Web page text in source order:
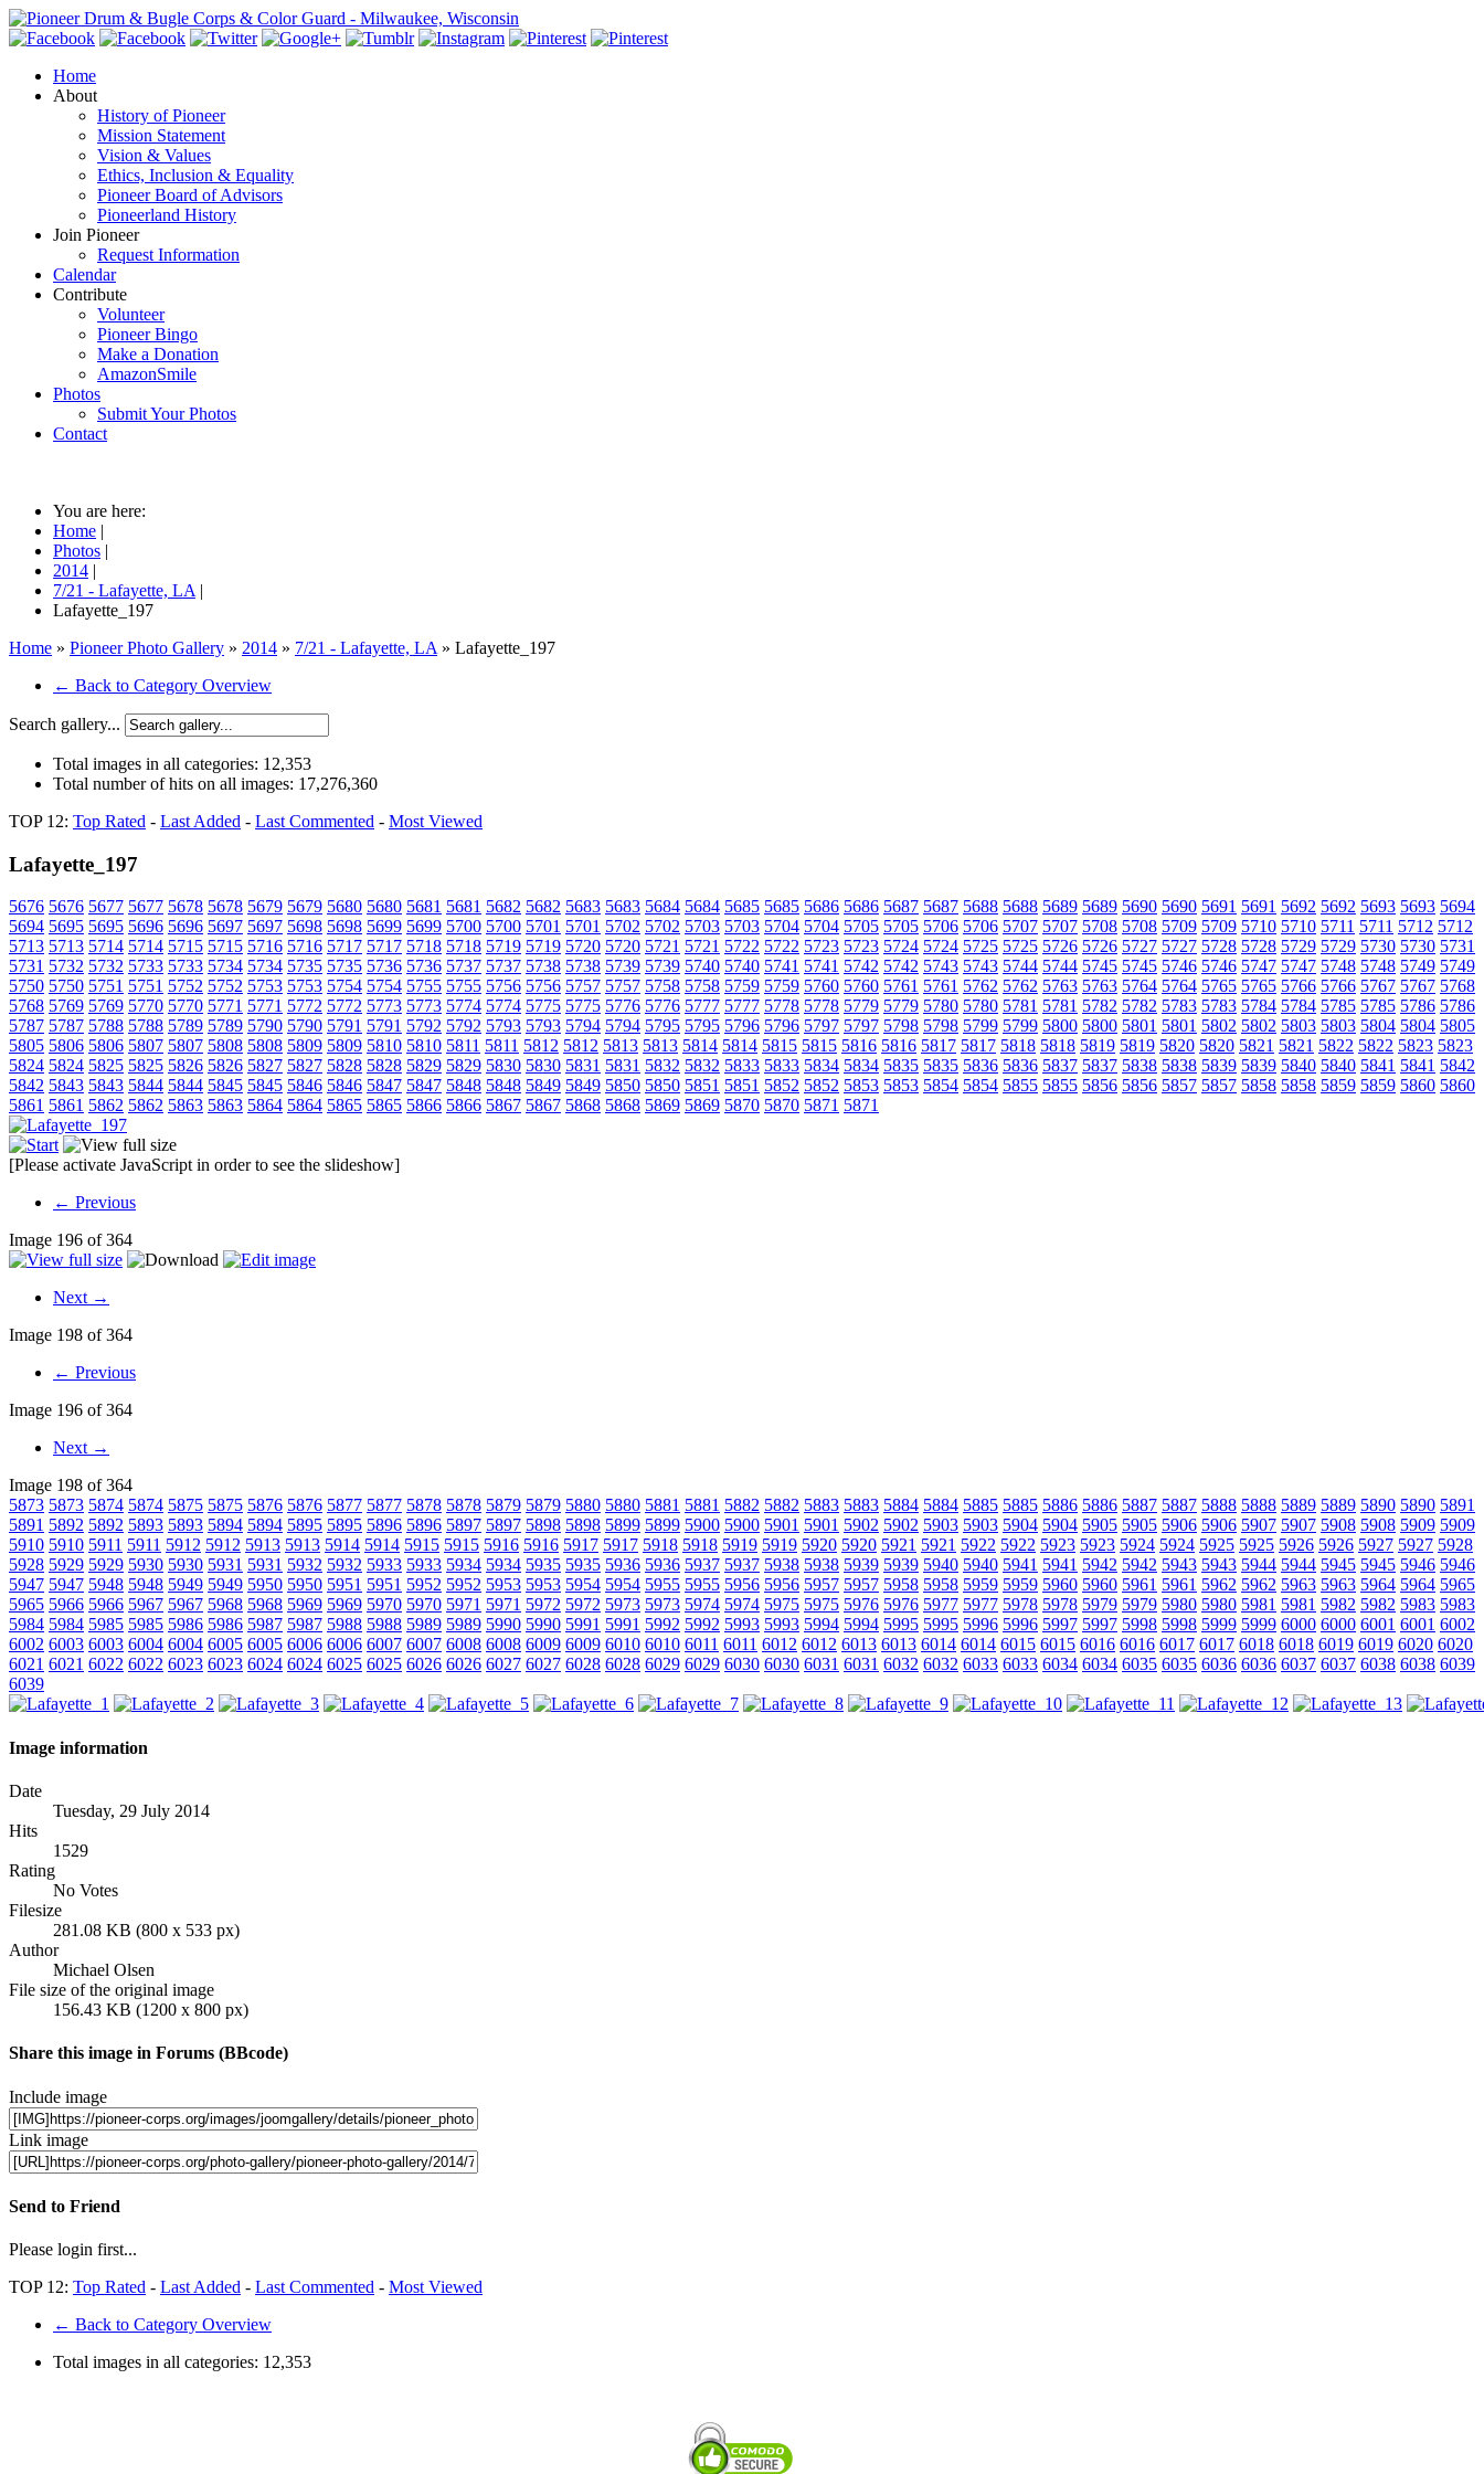
Home
About
History of Pioneer
Mission Statement
Vision & Values
Ethics, Inclusion & Equality
Pioneer Board of Advisors
Pioneerland History
Join Pioneer
Request Information
Calendar
Contribute
Volunteer
Pioneer Bingo
Make a Donation
AmazonSmile
Photos
Submit Your Photos
Contact
You are here:
Home |
Photos |
2014 |
7/21 - Lafayette, LA |
Lafayette_197
Home » Pioneer Photo Gallery » 2014 » 7/21 - Lafayette, LA » Lafayette_197
← Back to Category Overview
Search gallery...
Total images in all categories: 12,353
Total number of hits on all images: 17,276,360
TOP 12: Top Rated - Last Added - Last Commented - Most Viewed
Lafayette_197
5676 5676 5677 5677 5678 5678 5679 5679 5680 5680 5681 5681 5682 5682 5683 5683 5684 5684 5685 5685 5686 5686 5687 5687 5688 5688 5689 5689 5690 5690 5691 5691 5692 5692 5693 5693 5694
5694 5695 5695 5696 5696 5697 5697 5698 5698 5699 5699 5700 5700 5701 5701 5702 5702 5703 5703 5704 5704 5705 5705 5706 5706 5707 5707 5708 5708 5709 5709 5710 5710 5711 5711 5712 5712
5713 5713 5714 5714 5715 5715 5716 5716 5717 5717 5718 5718 5719 5719 5720 5720 5721 5721 5722 5722 5723 5723 5724 5724 5725 5725 5726 5726 5727 5727 5728 5728 5729 5729 5730 5730 5731
5731 5732 5732 5733 5733 5734 5734 5735 5735 5736 5736 5737 5737 5738 5738 5739 5739 5740 5740 5741 5741 5742 5742 5743 5743 5744 5744 5745 5745 5746 5746 5747 5747 5748 5748 5749 5749
5750 5750 5751 5751 5752 5752 5753 5753 5754 5754 5755 5755 5756 5756 5757 5757 5758 5758 5759 5759 5760 5760 5761 5761 5762 5762 5763 5763 5764 5764 5765 5765 5766 5766 5767 5767 5768
5768 5769 5769 5770 5770 5771 5771 5772 5772 5773 5773 5774 5774 5775 5775 5776 5776 5777 5777 5778 5778 5779 5779 5780 5780 5781 5781 5782 5782 5783 5783 5784 5784 5785 5785 5786 5786
5787 5787 5788 5788 5789 5789 5790 5790 5791 5791 5792 5792 5793 5793 5794 5794 5795 5795 5796 5796 5797 5797 5798 5798 5799 5799 5800 5800 5801 5801 5802 5802 5803 5803 5804 5804 5805
5805 5806 5806 5807 5807 5808 5808 5809 5809 5810 5810 5811 5811 5812 5812 5813 5813 5814 5814 5815 5815 5816 5816 5817 5817 5818 5818 5819 5819 5820 5820 5821 5821 5822 5822 5823 5823
5824 5824 5825 5825 5826 5826 5827 5827 5828 5828 5829 5829 5830 5830 5831 5831 5832 5832 5833 5833 5834 5834 5835 5835 5836 5836 5837 5837 5838 5838 5839 5839 5840 5840 5841 5841 5842
5842 5843 5843 5844 5844 5845 5845 5846 5846 5847 5847 5848 5848 5849 5849 5850 5850 5851 5851 5852 5852 5853 5853 5854 5854 5855 5855 5856 5856 5857 5857 5858 5858 5859 5859 5860 5860
5861 5861 5862 5862 5863 5863 5864 5864 5865 5865 5866 5866 5867 5867 5868 5868 5869 5869 5870 5870 5871 5871
[Please activate JavaScript in order to see the slideshow]
← Previous
Image 196 of 364
Next →
Image 198 of 364
← Previous
Image 196 of 364
Next →
Image 198 of 364
5873 5873 5874 5874 5875 5875 5876 5876 5877 5877 5878 5878 5879 5879 5880 5880 5881 5881 5882 5882 5883 5883 5884 5884 5885 5885 5886 5886 5887 5887 5888 5888 5889 5889 5890 5890 5891
5891 5892 5892 5893 5893 5894 5894 5895 5895 5896 5896 5897 5897 5898 5898 5899 5899 5900 5900 5901 5901 5902 5902 5903 5903 5904 5904 5905 5905 5906 5906 5907 5907 5908 5908 5909 5909
5910 5910 5911 5911 5912 5912 5913 5913 5914 5914 5915 5915 5916 5916 5917 5917 5918 5918 5919 5919 5920 5920 5921 5921 5922 5922 5923 5923 5924 5924 5925 5925 5926 5926 5927 5927 5928
5928 5929 5929 5930 5930 5931 5931 5932 5932 5933 5933 5934 5934 5935 5935 5936 5936 5937 5937 5938 5938 5939 5939 5940 5940 5941 5941 5942 5942 5943 5943 5944 5944 5945 5945 5946 5946
5947 5947 5948 5948 5949 5949 5950 5950 5951 5951 5952 5952 5953 5953 5954 5954 5955 5955 5956 5956 5957 5957 5958 5958 5959 5959 5960 5960 5961 5961 5962 5962 5963 5963 5964 5964 5965
5965 5966 5966 5967 5967 5968 5968 5969 5969 5970 5970 5971 5971 5972 5972 5973 5973 5974 5974 5975 5975 5976 5976 5977 5977 5978 5978 5979 5979 5980 5980 5981 5981 5982 5982 5983 5983
5984 5984 5985 5985 5986 5986 5987 5987 5988 5988 5989 5989 5990 5990 5991 5991 5992 5992 5993 5993 5994 5994 5995 5995 5996 5996 5997 5997 5998 5998 5999 5999 6000 6000 6001 6001 6002
6002 6003 6003 6004 6004 6005 6005 6006 6006 6007 6007 6008 6008 6009 6009 6010 6010 6011 6011 6012 6012 6013 6013 6014 6014 6015 6015 6016 6016 6017 6017 6018 6018 6019 6019 6020 6020
6021 6021 6022 6022 6023 6023 6024 6024 6025 6025 6026 6026 6027 6027 6028 6028 6029 6029 6030 6030 6031 6031 6032 6032 6033 6033 6034 6034 6035 6035 6036 6036 6037 6037 6038 6038 6039
6039
Image information
Date
Tuesday, 29 July 2014
Hits
1529
Rating
No Votes
Filesize
281.08 KB (800 x 533 px)
Author
Michael Olsen
File size of the original image
156.43 KB (1200 x 800 px)
Share this image in Forums (BBcode)
Include image
Link image
Send to Friend
Please login first...
TOP 12: Top Rated - Last Added - Last Commented - Most Viewed
← Back to Category Overview
Total images in all categories: 12,353